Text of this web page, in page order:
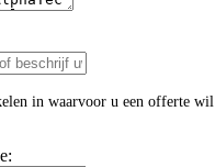
in waarvoor u een offerte wil